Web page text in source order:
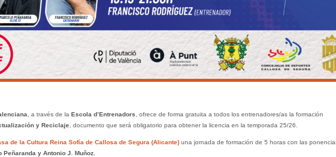
, a través de la Escola d’Entrenadors , ofrece de forma gratuita a todos los entrenadores/as la formación
y Reciclaje, documento que será obligatorio para obtener la licencia en la temporada 25/26.
de la Cultura Reina Sofía de Callosa de Segura (Alicante)una jornada de formación de 5 horas con las
y Antonio J. Muñoz.